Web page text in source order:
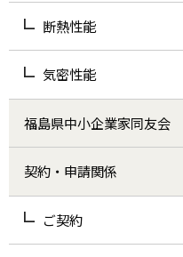
断熱性能
気密性能
福島県中小企業家同友会
契約・申請関係
ご契約